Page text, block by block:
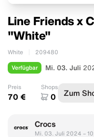
Line Friends x
"White"
White 209480
Verfügbar Mi. 03. Juli
Preis
70 €
Shops
0 Zum
Crocs
Mi. 03. Juli 2024 –